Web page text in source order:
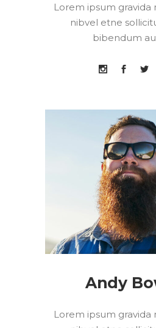
Lorem ipsum gravida
nibvel etne
bibendum
Andy
Lorem ipsum gravida